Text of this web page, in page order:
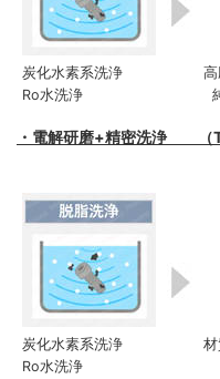
炭化水素系洗浄
Ro水洗浄
・電解研磨+精密洗浄 （
炭化水素系洗浄
Ro水洗浄